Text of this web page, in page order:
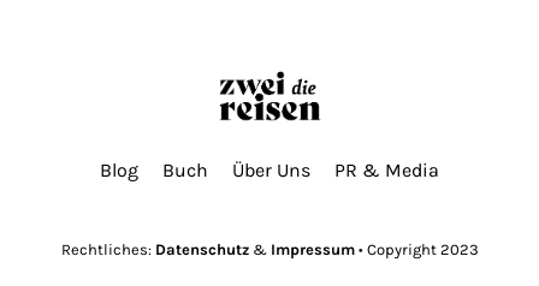
Blog Buch Über Uns PR & Media
Rechtliches: Datenschutz& Impressum• Copyright 2023